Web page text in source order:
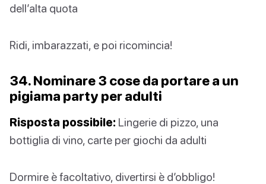
dell’alta quota
Ridi, imbarazzati, e poi ricomincia!
34. Nominare 3 cose da portare a un
pigiama party per adulti
Risposta possibile: Lingerie di pizzo, una
bottiglia di vino, carte per giochi da adulti
Dormire è facoltativo, divertirsi è d’obbligo!